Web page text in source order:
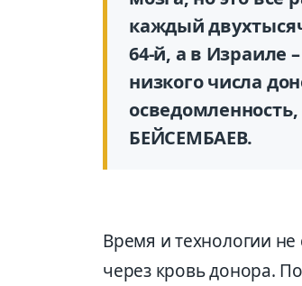
каждый
64-й, а в Израиле
низкого числа
БЕЙСЕМБАЕВ.
Время и технологии не
через кровь донора.